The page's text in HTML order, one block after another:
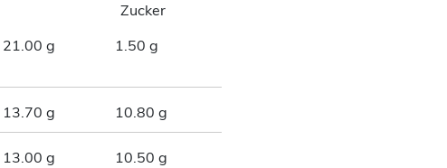
Zucker
21.00 g 1.50 g
13.70 g 10.80 g
13.00 g 10.50 g